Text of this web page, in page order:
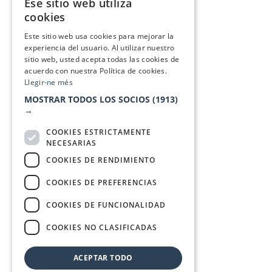
Ese sitio web utiliza
cookies
Este sitio web usa cookies para mejorar la
experiencia del usuario. Al utilizar nuestro
sitio web, usted acepta todas las cookies de
acuerdo con nuestra Política de cookies.
Llegir-ne més
MOSTRAR TODOS LOS SOCIOS (1913)
→
COOKIES ESTRICTAMENTE
NECESARIAS
COOKIES DE RENDIMIENTO
COOKIES DE PREFERENCIAS
COOKIES DE FUNCIONALIDAD
COOKIES NO CLASIFICADAS
ACEPTAR TODO